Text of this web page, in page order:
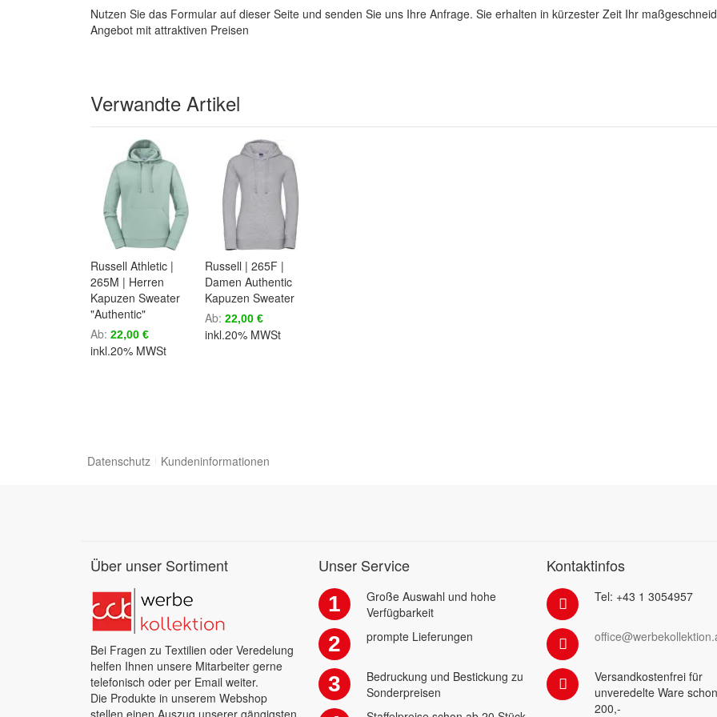
Nutzen Sie das Formular auf dieser Seite und senden Sie uns Ihre Anfrage. Sie erhalten in kürzester Zeit Ihr
Angebot mit attraktiven Preisen
Verwandte Artikel
Russell Athletic |
265M | Herren
Kapuzen Sweater
"Authentic"
Ab 22,00 €
inkl.20% MWSt
Russell | 265F |
Damen Authentic
Kapuzen Sweater
Ab 22,00 €
inkl.20% MWSt
Datenschutz Kundeninformationen
Über unser Sortiment
Bei Fragen zu Textilien oder Veredelung
helfen Ihnen unsere Mitarbeiter gerne
telefonisch oder per Email weiter.
Die Produkte in unserem Webshop
stellen einen Auszug unserer gängigsten
Unser Service
1
Große Auswahl und hohe
Verfügbarkeit
2 prompte Lieferungen
3
Bedruckung und Bestickung zu
Sonderpreisen
Kontaktinfos
Tel: +43 1 3054957
Versandkostenfrei für
unveredelte Ware
200,-